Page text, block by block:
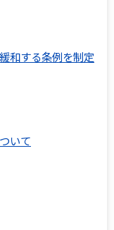
和する条例を制定
いて